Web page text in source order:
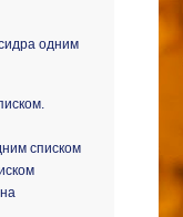
одним
списком